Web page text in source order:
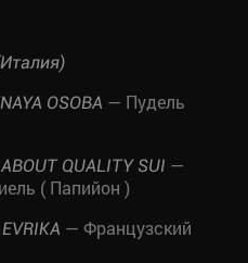
OSOBA — Пудель
QUALITY SUI —
( Папийон )
— Французский